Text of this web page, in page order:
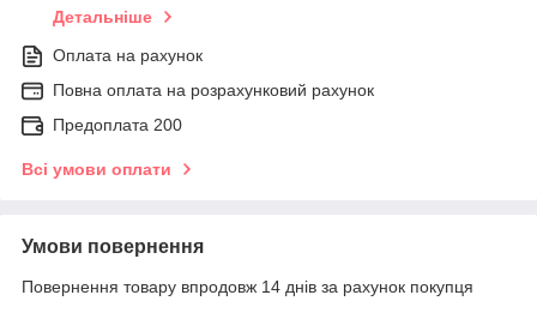
Детальніше
Оплата на рахунок
Повна оплата на розрахунковий рахунок
Предоплата 200
Всі умови оплати
Умови повернення
Повернення товару впродовж 14 днів за рахунок покупця